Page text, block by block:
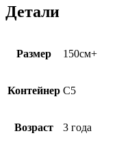
Детали
Размер 150см+
Контейнер С5
Возраст 3 года